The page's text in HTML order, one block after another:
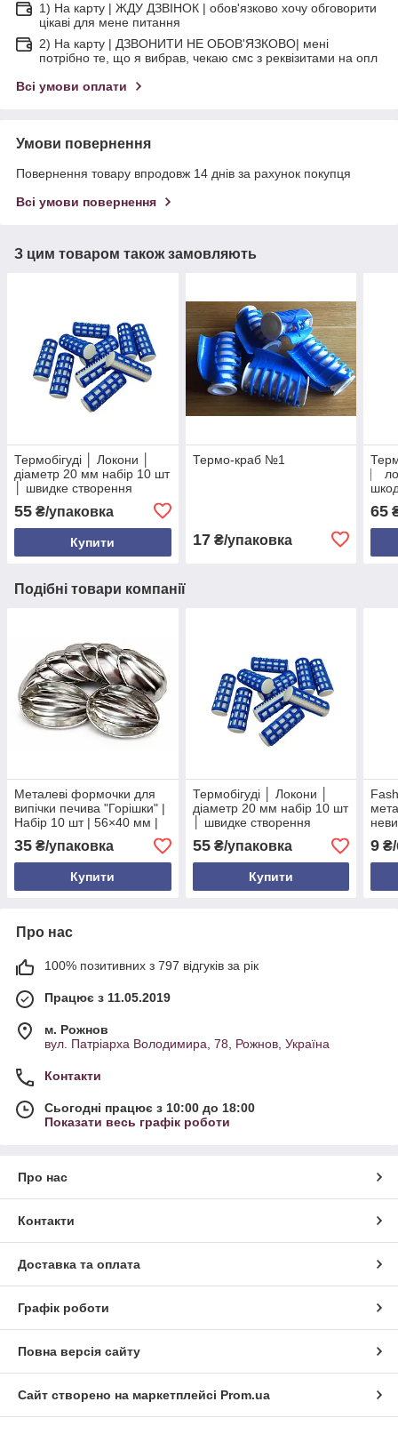
1) На карту | ЖДУ ДЗВІНОК | обов'язково хочу обговорити
цікаві для мене питання
2) На карту | ДЗВОНИТИ НЕ ОБОВ'ЯЗКОВО| мені
потрібно те, що я вибрав, чекаю смс з реквізитами на опл
Всі умови оплати
Умови повернення
Повернення товару впродовж 14 днів за рахунок покупця
Всі умови повернення
З цим товаром також замовляють
Термобігуді │ Локони │
діаметр 20 мм набір 10 шт
│ швидке створення
волоссю
55 ₴/упаковка
Купити
Термо-краб №1
17₴/упаковка
⎸
65
Подібні товари компанії
Металеві формочки для
випічки печива "Горішки" |
Набір 10 шт | 56×40 мм |
Харчова жерсть | Для
печива з начинкою |
Україна
35 ₴/упаковка
Купити
Термобігуді │ Локони │
діаметр 20 мм набір 10 шт
│ швидке створення
кучерів без шкоди
волоссю
55₴/упаковка
Купити
5.5
9 ₴/
Про нас
100% позитивних з 797 відгуків за рік
Працює з 11.05.2019
м. Рожнов
вул. Патріарха Володимира, 78, Рожнов, Україна
Контакти
Сьогодні працює з 10:00 до 18:00
Показати весь графік роботи
Про нас
Контакти
Доставка та оплата
Графік роботи
Повна версія сайту
Сайт створено на маркетплейсі Prom.ua